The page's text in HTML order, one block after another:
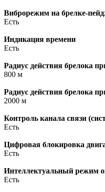
Виброрежим на брелке-
Есть
Индикация времени
Есть
Радиус действия брелока
800 м
Радиус действия брелока
2000 м
Контроль канала связи
Есть
Цифровая блокировка
Есть
Интеллектуальный режим
Есть